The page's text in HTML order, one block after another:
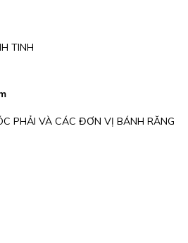
TINH
PHẢI VÀ CÁC ĐƠN VỊ BÁNH RĂNG